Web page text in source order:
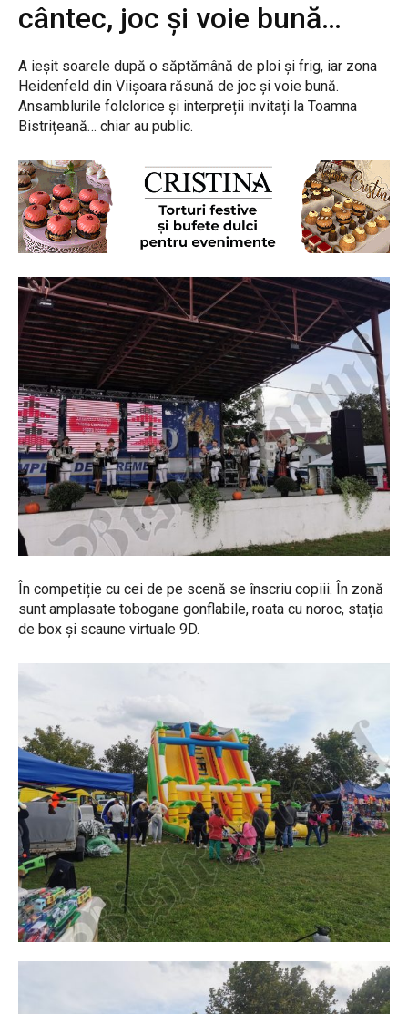
cântec, joc și voie bună…
A ieșit soarele după o săptămână de ploi și frig, iar zona
Heidenfeld din Viișoara răsună de joc și voie bună.
Ansamblurile folclorice și interpreții invitați la Toamna
Bistrițeană… chiar au public.
În competiție cu cei de pe scenă se înscriu copiii. În zonă
sunt amplasate tobogane gonflabile, roata cu noroc, stația
de box și scaune virtuale 9D.